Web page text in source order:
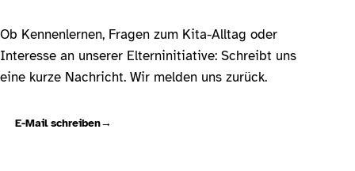
Ob Kennenlernen, Fragen zum Kita-Alltag oder
Interesse an unserer Elterninitiative: Schreibt uns
eine kurze Nachricht. Wir melden uns zurück.
E-Mail schreiben→